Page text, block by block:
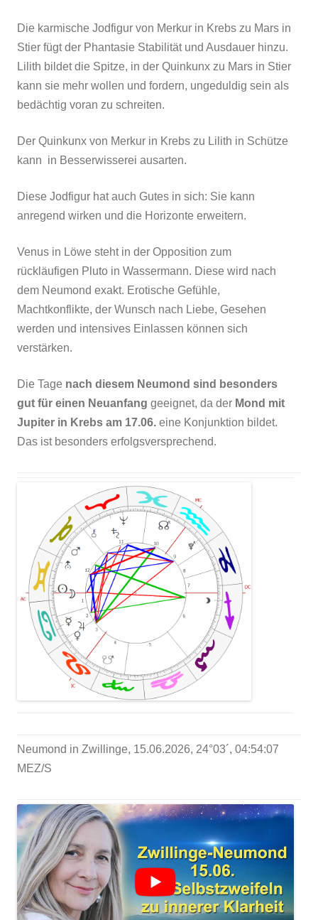
Die karmische Jodfigur von Merkur in Krebs zu Mars in
Stier fügt der Phantasie Stabilität und Ausdauer hinzu.
Lilith bildet die Spitze, in der Quinkunx zu Mars in Stier
kann sie mehr wollen und fordern, ungeduldig sein als
bedächtig voran zu schreiten.
Der Quinkunx von Merkur in Krebs zu Lilith in Schütze
kann in Besserwisserei ausarten.
Diese Jodfigur hat auch Gutes in sich: Sie kann
anregend wirken und die Horizonte erweitern.
Venus in Löwe steht in der Opposition zum
rückläufigen Pluto in Wassermann. Diese wird nach
dem Neumond exakt. Erotische Gefühle,
Machtkonflikte, der Wunsch nach Liebe, Gesehen
werden und intensives Einlassen können sich
verstärken.
Die Tage nach diesem Neumond sind besonders
gut für einen Neuanfang geeignet, da der Mond mit
Jupiter in Krebs am 17.06. eine Konjunktion bildet.
Das ist besonders erfolgsversprechend.
Neumond in Zwillinge, 15.06.2026, 24°03´, 04:54:07
MEZ/S